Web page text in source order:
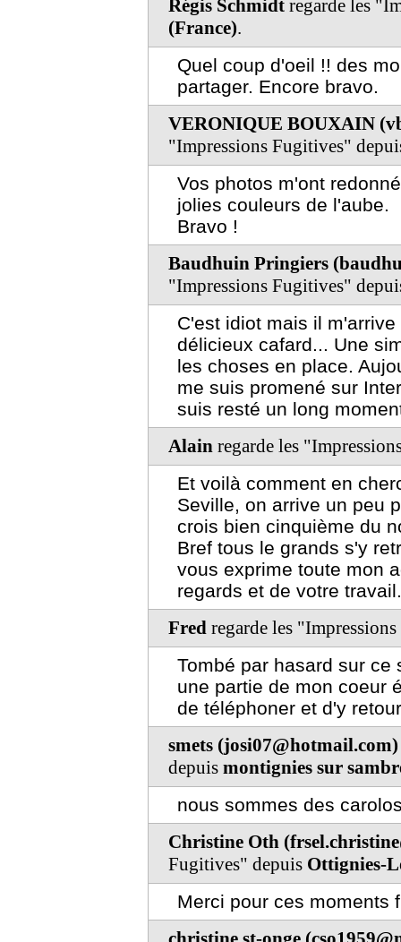
Régis Schmidt regarde les
(France).
Quel coup d'oeil !! des
partager. Encore bravo.
VERONIQUE BOUXAIN
"Impressions Fugitives"
Vos photos m'ont
jolies couleurs de l'aube.
Bravo !
Baudhuin Pringiers
"Impressions Fugitives"
C'est idiot mais il
délicieux cafard... Une
les choses en place.
me suis promené sur
suis resté un long
Alain regarde les
Et voilà comment en
Seville, on arrive un peu
crois bien cinquième du
Bref tous le grands s'y
vous exprime toute mon
regards et de votre travail.
Fred regarde les
Tombé par hasard sur
une partie de mon coeur
de téléphoner et d'y
smets (josi07@hotmail.com)
depuis montignies sur
nous sommes des
Christine Oth
Fugitives" depuis Ottignies-
Merci pour ces moments